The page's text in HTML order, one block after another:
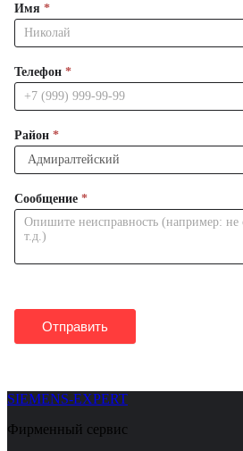
Имя *
Телефон *
Район *
Сообщение *
Отправить
SIEMENS-EXPERT
Фирменный сервис